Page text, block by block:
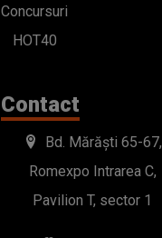
Concursuri
HOT40
Contact
Bd. Mărăști 65-67,
Romexpo Intrarea C,
Pavilion T, sector 1